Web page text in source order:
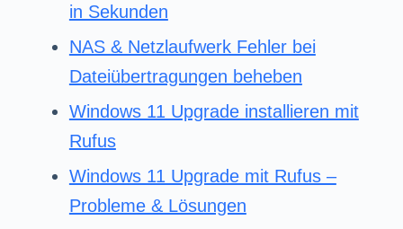
in Sekunden
NAS & Netzlaufwerk Fehler bei
Dateiübertragungen beheben
Windows 11 Upgrade installieren mit
Rufus
Windows 11 Upgrade mit Rufus –
Probleme & Lösungen